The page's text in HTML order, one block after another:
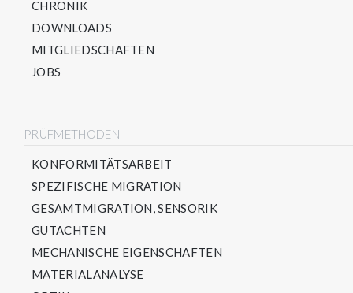
CHRONIK
DOWNLOADS
MITGLIEDSCHAFTEN
JOBS
PRÜFMETHODEN
KONFORMITÄTSARBEIT
SPEZIFISCHE MIGRATION
GESAMTMIGRATION, SENSORIK
GUTACHTEN
MECHANISCHE EIGENSCHAFTEN
MATERIALANALYSE